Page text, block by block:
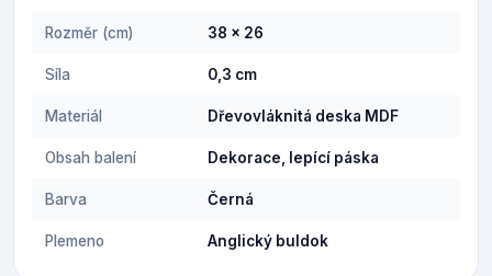
Rozměr (cm) 38 x 26
Síla 0,3 cm
Materiál Dřevovláknitá deska MDF
Obsah balení Dekorace, lepící páska
Barva Černá
Plemeno Anglický buldok